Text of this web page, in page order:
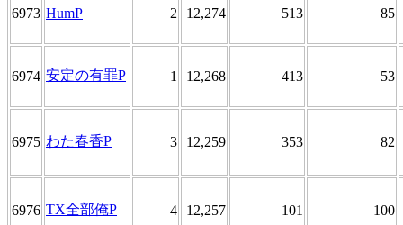
6973 HumP 2 12,274 513 85
6974 安定の有罪P 1 12,268 413 53
6975 わた春香P 3 12,259 353 82
6976 TX全部俺P 4 12,257 101 100